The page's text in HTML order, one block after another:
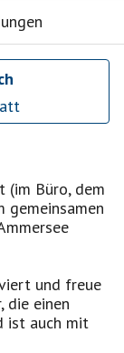
(im Büro, dem
gemeinsamen
und freue
die einen
ist auch mit